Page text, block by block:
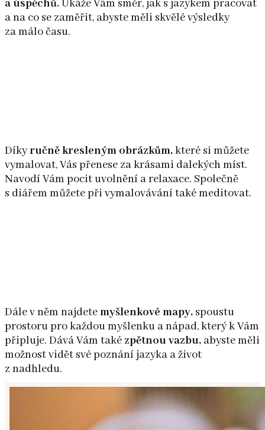
a úspěchů. Ukáže Vám směr, jak s jazykem pracovat
a na co se zaměřit, abyste měli skvělé výsledky
za málo času.
Díkyručně kresleným obrázkům,které si můžete
vymalovat, Vás přenese za krásami dalekých míst.
Navodí Vám pocit uvolnění a relaxace. Společně
s diářem můžete při vymalovávání také meditovat.
Dále v něm najdetemyšlenkové mapy, spoustu
prostoru pro každou myšlenku a nápad, který k Vám
připluje. Dává Vám také zpětnou vazbu, abyste měli
možnost vidět své poznání jazyka a život
z nadhledu.